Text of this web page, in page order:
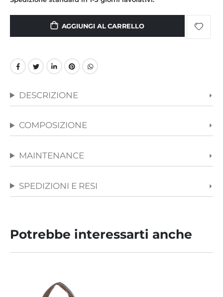
AGGIUNGI AL CARRELLO
DESCRIZIONE
COMPOSIZIONE
MAINTENANCE
SPEDIZIONI E RESI
Potrebbe interessarti anche